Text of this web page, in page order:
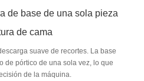
de base de una sola pieza
de cama
suave de recortes. La base
de pórtico de una sola vez, lo que
de la máquina.